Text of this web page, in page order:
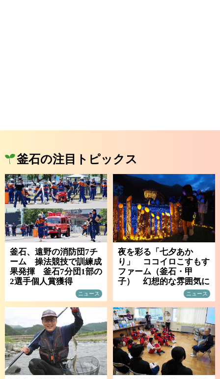
釜石の注目トピックス
釜石、遠野の消防団7チ
ーム 操法競技で訓練成
果発揮 釜石7分団1部の
2選手個人賞獲得
ニュース
夜を彩る「七夕あか
り」 ココイロこすもす
ファーム（釜石・甲
子） 幻想的な雰囲気に
ニュース